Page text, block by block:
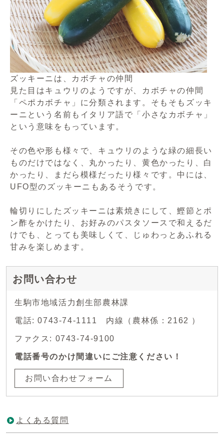
ズッキーニは、カボチャの仲間
見た目はキュウリのようですが、カボチャの仲間
「ペポカボチャ」に分類されます。そもそもズッキ
ーニという名前もイタリア語で「小さなカボチャ」
という意味をもっています。
その色や形も様々で、キュウリのような緑の細長い
ものだけではなく、丸かったり、黄色かったり、白
かったり、まだら模様だったり様々です。中には、
UFO型のズッキーニもあるそうです。
輪切りにしたズッキーニは素焼きにして、鰹節とポ
ン酢をかけたり、お好みのパスタソースで和えるだ
けでも、とっても美味しくて、じゅわっとあふれる
甘みを楽しめます。
お問い合わせ
生駒市地域活力創生部農林課
電話: 0743-74-1111 内線（農林係：2162 ）
ファクス: 0743-74-9100
電話番号のかけ間違いにご注意ください！
お問い合わせフォーム
よくある質問